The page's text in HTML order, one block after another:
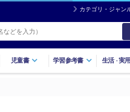
カテゴリ・ジャン
児童書 学習参考書 生活・実用